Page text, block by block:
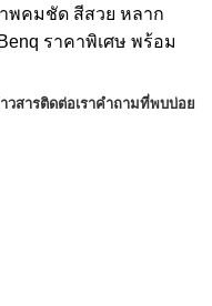
พคมชัด สีสวย หลาก
ราคาพิเศษ พร้อม
วสารติดต่อเราคำถามที่พบบ่อย